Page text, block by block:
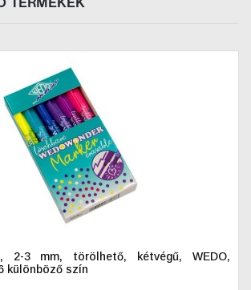
TERMÉKEK
2-3 mm, törölhető, kétvégű, WEDO,
különböző szín